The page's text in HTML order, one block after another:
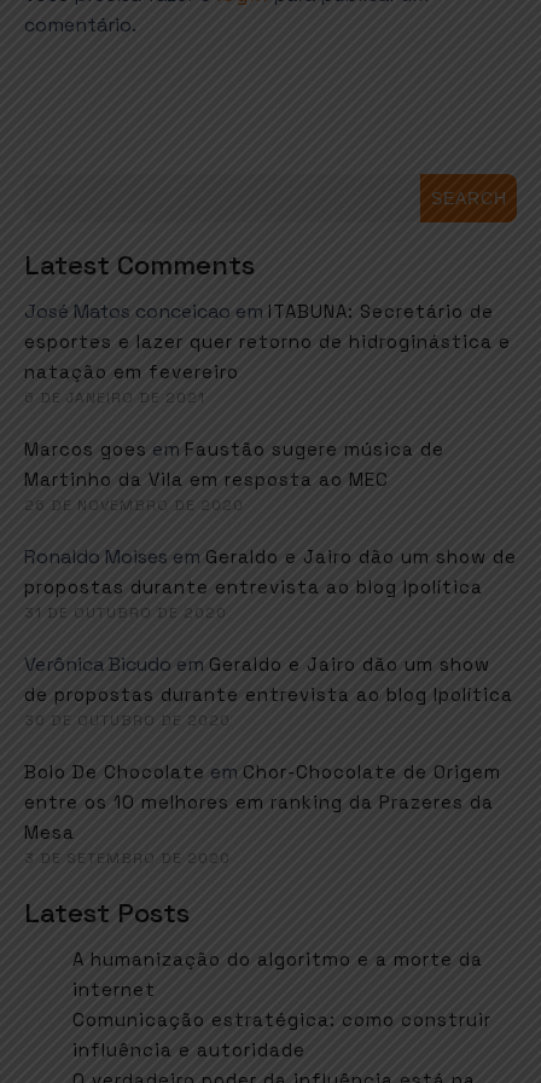
comentário.
SEARCH
Latest Comments
José Matos conceicao em ITABUNA: Secretário de
esportes e lazer quer retorno de hidroginástica e
natação em fevereiro
6 DE JANEIRO DE 2021
Marcos goes em Faustão sugere música de
Martinho da Vila em resposta ao MEC
26 DE NOVEMBRO DE 2020
Ronaldo Moises em Geraldo e Jairo dão um show de
propostas durante entrevista ao blog Ipolítica
31 DE OUTUBRO DE 2020
Verônica Bicudo em Geraldo e Jairo dão um show
de propostas durante entrevista ao blog Ipolítica
30 DE OUTUBRO DE 2020
Bolo De Chocolate em Chor-Chocolate de Origem
entre os 10 melhores em ranking da Prazeres da
Mesa
3 DE SETEMBRO DE 2020
Latest Posts
A humanização do algoritmo e a morte da
internet
Comunicação estratégica: como construir
influência e autoridade